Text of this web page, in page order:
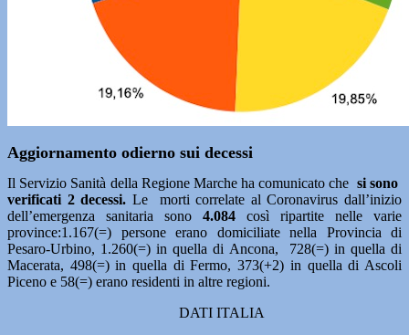
Aggiornamento odierno sui decessi
Il Servizio Sanità della Regione Marche ha comunicato che si sono
verificati 2 decessi. Le morti correlate al Coronavirus dall’inizio
dell’emergenza sanitaria sono 4.084
così ripartite nelle varie
province:1.167(=) persone erano domiciliate nella Provincia di
Pesaro-Urbino, 1.260(=) in quella di Ancona, 728(=) in quella di
Macerata, 498(=) in quella di Fermo, 373(+2) in quella di Ascoli
Piceno e 58(=) erano residenti in altre regioni.
DATI ITALIA